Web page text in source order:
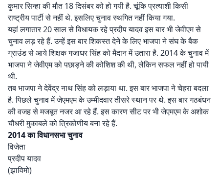
कुमार सिन्हा की मौत 18 दिसंबर को हो गयी है. चूंकि प्रत्याशी किसी
राष्ट्रीय पार्टी से नहीं थे. इसलिए चुनाव स्थगित नहीं किया गया.
यहां लगातार 20 साल से विधायक रहे प्रदीप यादव इस बार भी जेवीएम से
चुनाव लड़ रहे हैं. उन्हें इस बार शिकस्त देने के लिए भाजपा ने संघ के बैक
ग्राउंड से आये शिक्षक गजाधर सिंह को मैदान में उतारा है. 2014 के चुनाव में
भाजपा ने जेवीएम को पछाड़ने की कोशिश की थी, लेकिन सफल नहीं हो पायी
थी.
तब भाजपा ने देवेंद्र नाथ सिंह को लड़ाया था. इस बार भाजपा ने चेहरा बदला
है. पिछले चुनाव में जेएमएम के उम्मीदवार तीसरे स्थान पर थे. इस बार गठबंधन
की वजह से मजबूत नजर आ रहे हैं. इस कारण सीट पर भी जेएमएम के अशोक
चौधरी मुकाबले को त्रिकोणीय बना रहे हैं.
2014 का विधानसभा चुनाव
विजेता
प्रदीप यादव
(झाविमो)